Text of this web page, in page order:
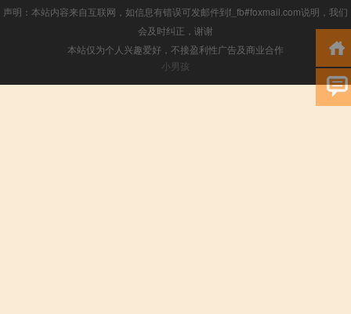
声明：本站内容来自互联网，如信息有错误可发邮件到f_fb#foxmail.com说明，我们
会及时纠正，谢谢
本站仅为个人兴趣爱好，不接盈利性广告及商业合作
小男孩